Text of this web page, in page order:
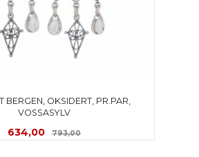
BERGEN, OKSIDERT, PR.PAR,
VOSSASYLV
Tilbud
634,00 793,00Rabatt